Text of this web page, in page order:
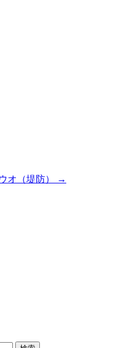
オ（堤防）
→